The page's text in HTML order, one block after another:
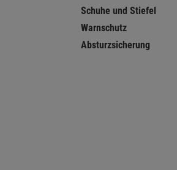
Schuhe und Stiefel
Warnschutz
Absturzsicherung